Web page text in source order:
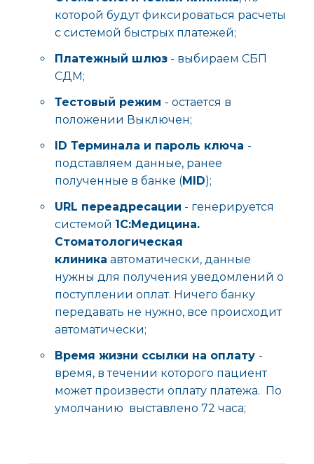
которой будут фиксироваться расчеты
с системой быстрых платежей;
Платежный шлюз - выбираем СБП
СДМ;
Тестовый режим - остается в
положении Выключен;
ID Терминала и пароль ключа -
подставляем данные, ранее
полученные в банке (MID);
URL переадресации - генерируется
системой 1С:Медицина.
Стоматологическая
клиника автоматически, данные
нужны для получения уведомлений о
поступлении оплат. Ничего банку
передавать не нужно, все происходит
автоматически;
Время жизни ссылки на оплату -
время, в течении которого пациент
может произвести оплату платежа. По
умолчанию выставлено 72 часа;